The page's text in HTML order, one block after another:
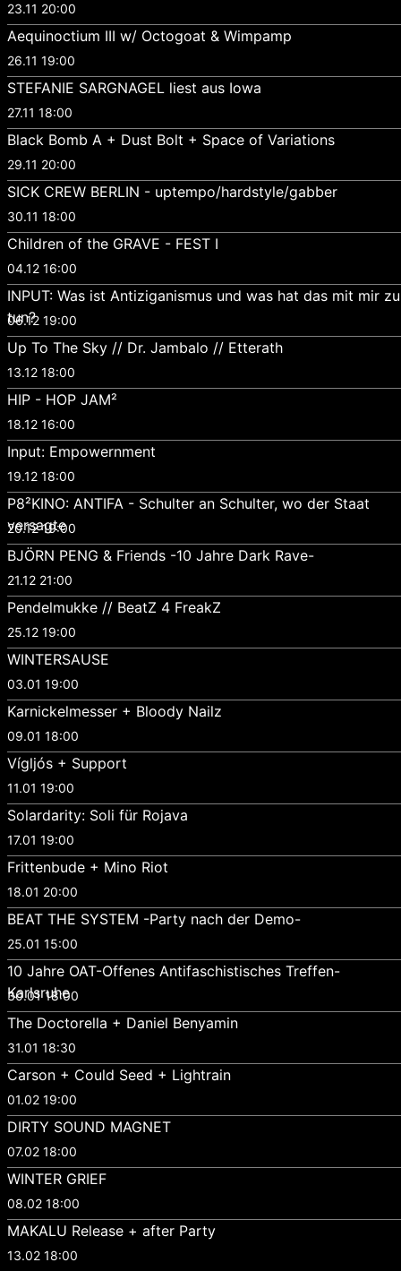
23.11 20:00
Aequinoctium III w/ Octogoat & Wimpamp
26.11 19:00
STEFANIE SARGNAGEL liest aus Iowa
27.11 18:00
Black Bomb A + Dust Bolt + Space of Variations
29.11 20:00
SICK CREW BERLIN - uptempo/hardstyle/gabber
30.11 18:00
Children of the GRAVE - FEST I
04.12 16:00
INPUT: Was ist Antiziganismus und was hat das mit mir zu
tun?
06.12 19:00
Up To The Sky // Dr. Jambalo // Etterath
13.12 18:00
HIP - HOP JAM²
18.12 16:00
Input: Empowernment
19.12 18:00
P8²KINO: ANTIFA - Schulter an Schulter, wo der Staat
versagte
20.12 19:00
BJÖRN PENG & Friends -10 Jahre Dark Rave-
21.12 21:00
Pendelmukke // BeatZ 4 FreakZ
25.12 19:00
WINTERSAUSE
03.01 19:00
Karnickelmesser + Bloody Nailz
09.01 18:00
Vígljós + Support
11.01 19:00
Solardarity: Soli für Rojava
17.01 19:00
Frittenbude + Mino Riot
18.01 20:00
BEAT THE SYSTEM -Party nach der Demo-
25.01 15:00
10 Jahre OAT-Offenes Antifaschistisches Treffen-
Karlsruhe
30.01 18:00
The Doctorella + Daniel Benyamin
31.01 18:30
Carson + Could Seed + Lightrain
01.02 19:00
DIRTY SOUND MAGNET
07.02 18:00
WINTER GRIEF
08.02 18:00
MAKALU Release + after Party
13.02 18:00